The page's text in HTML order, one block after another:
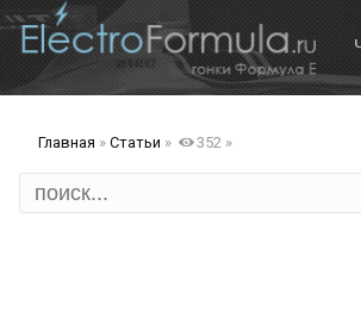
Формат этапа
Главная » Статьи » 352»